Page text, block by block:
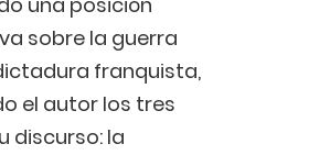
sobre la guerra
franquista,
el autor los tres
discurso: la